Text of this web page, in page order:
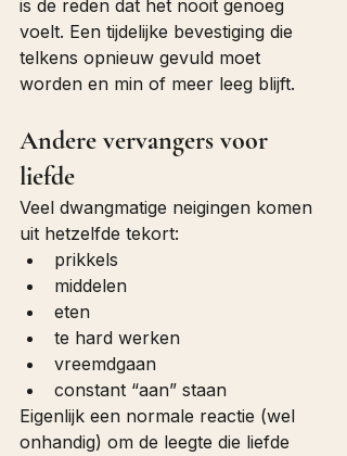
is de reden dat het nooit genoeg
voelt. Een tijdelijke bevestiging die
telkens opnieuw gevuld moet
worden en min of meer leeg blijft.
Andere vervangers voor
liefde
Veel dwangmatige neigingen komen
uit hetzelfde tekort:
prikkels
middelen
eten
te hard werken
vreemdgaan
constant “aan” staan
Eigenlijk een normale reactie (wel
onhandig) om de leegte die liefde